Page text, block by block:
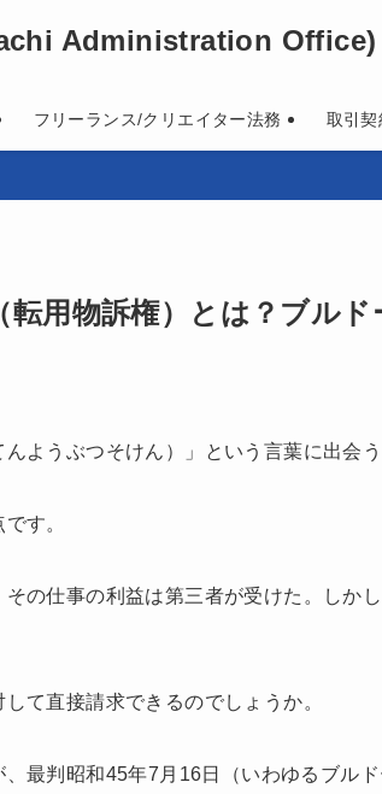
Administration Office)
フリーランス/クリエイター法務 取引
契約書作
転用物訴権）とは？ブル
ようぶつそけん）」という言葉に出会う
す。
その仕事の利益は第三者が受けた。しか
て直接請求できるのでしょうか。
最判昭和45年7月16日（いわゆるブルド